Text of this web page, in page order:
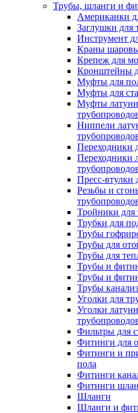
Трубы, шланги и
Американки
Заглушки для
Инструмент
Краны
Крепеж для
Кронштейны
Муфты для
Муфты для
Муфты
Ниппели
Переходники
Переходники
Пресс-втулки
Резьбы и
Тройники для
Трубки для
Трубы
Трубы для
Трубы для
Трубы и
Трубы и
Трубы
Уголки для
Уголки
Фильтры для
Фитинги для
Фитинги и
пола
Фитинги
Фитинги
Шланги
Шланги и